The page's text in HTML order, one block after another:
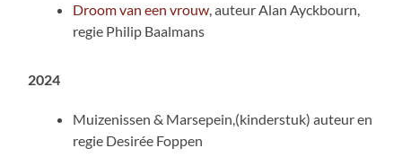
Droom van een vrouw, auteur Alan Ayckbourn,
regie Philip Baalmans
2024
Muizenissen & Marsepein,(kinderstuk) auteur en
regie Desirée Foppen